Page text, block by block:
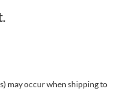
may occur when shipping to